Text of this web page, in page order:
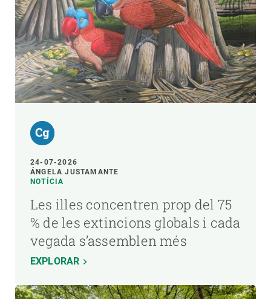
24-07-2026
ÁNGELA JUSTAMANTE
NOTÍCIA
Les illes concentren prop del 75
% de les extincions globals i cada
vegada s’assemblen més
EXPLORAR